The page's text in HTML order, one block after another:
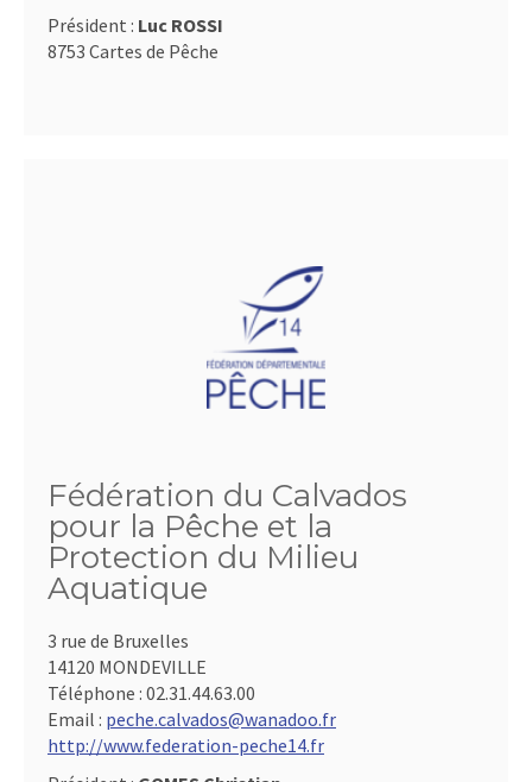
Président : Luc ROSSI
8753 Cartes de Pêche
Fédération du Calvados
pour la Pêche et la
Protection du Milieu
Aquatique
3 rue de Bruxelles
14120 MONDEVILLE
Téléphone : 02.31.44.63.00
Email : peche.calvados@wanadoo.fr
http://www.federation-peche14.fr